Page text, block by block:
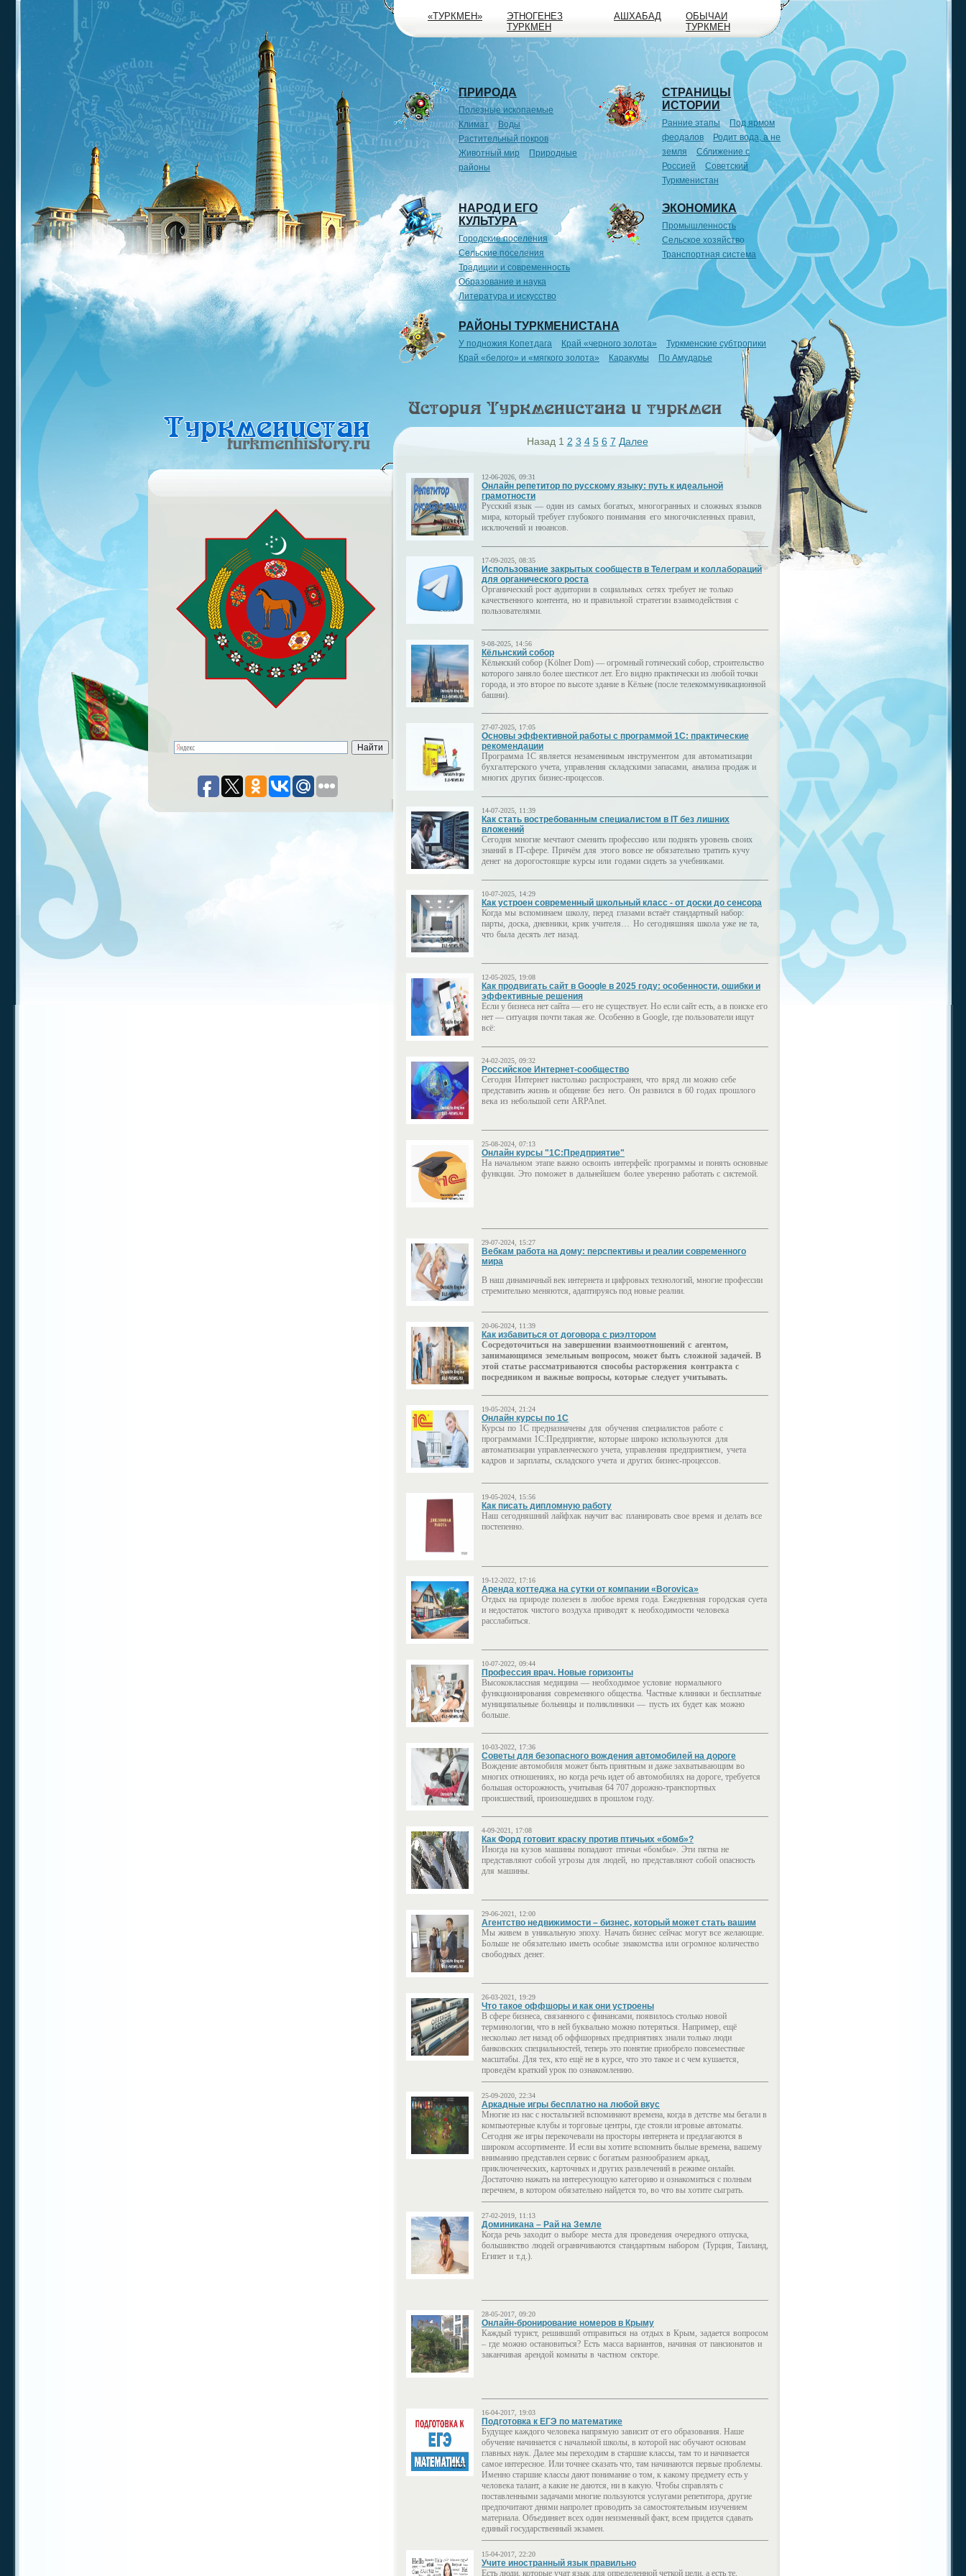
«ТУРКМЕН»
ЭТНОГЕНЕЗ
ТУРКМЕН
АШХАБАД
ОБЫЧАИ
ТУРКМЕН
ПРИРОДА
Полезные ископаемые
Климат
Воды
Растительный покров
Животный мир
Природные
районы
СТРАНИЦЫ
ИСТОРИИ
Ранние этапы
Под ярмом
феодалов
Родит вода, а не
земля
Сближение с
Россией
Советский
Туркменистан
НАРОД И ЕГО
КУЛЬТУРА
Городские поселения
Сельские поселения
Традиции и современность
Образование и наука
Литература и искусство
ЭКОНОМИКА
Промышленность
Сельское хозяйство
Транспортная система
РАЙОНЫ ТУРКМЕНИСТАНА
У подножия Копетдага Край «черного золота»
Туркменские субтропики
Край «белого» и «мягкого золота»
Каракумы По Амударье
Назад 1 2 3 4 5 6 7 Далее
12-06-2026, 09:31
Онлайн репетитор по русскому языку: путь к идеальной
грамотности
Русский язык — один из самых богатых, многогранных и сложных языков
мира, который требует глубокого понимания его многочисленных правил,
исключений и нюансов.
17-09-2025, 08:35
Использование закрытых сообществ в Телеграм и коллабораций
для органического роста
Органический рост аудитории в социальных сетях требует не только
качественного контента, но и правильной стратегии взаимодействия с
пользователями.
9-08-2025, 14:56
Кёльнский собор
Кёльнский собор (Kölner Dom) — огромный готический собор, строительство
которого заняло более шестисот лет. Его видно практически из любой точки
города, и это второе по высоте здание в Кёльне (после телекоммуникационной
башни).
27-07-2025, 17:05
Основы эффективной работы с программой 1С: практические
рекомендации
Программа 1С является незаменимым инструментом для автоматизации
бухгалтерского учета, управления складскими запасами, анализа продаж и
многих других бизнес-процессов.
14-07-2025, 11:39
Как стать востребованным специалистом в IT без лишних
вложений
Сегодня многие мечтают сменить профессию или поднять уровень своих
знаний в IT-сфере. Причём для этого вовсе не обязательно тратить кучу
денег на дорогостоящие курсы или годами сидеть за учебниками.
10-07-2025, 14:29
Как устроен современный школьный класс - от доски до сенсора
Когда мы вспоминаем школу, перед глазами встаёт стандартный набор:
парты, доска, дневники, крик учителя… Но сегодняшняя школа уже не та,
что была десять лет назад.
12-05-2025, 19:08
Как продвигать сайт в Google в 2025 году: особенности, ошибки и
эффективные решения
Если у бизнеса нет сайта — его не существует. Но если сайт есть, а в поиске его
нет — ситуация почти такая же. Особенно в Google, где пользователи ищут
всё:
24-02-2025, 09:32
Российское Интернет-сообщество
Сегодня Интернет настолько распространен, что вряд ли можно себе
представить жизнь и общение без него. Он развился в 60 годах прошлого
века из небольшой сети ARPAnet.
25-08-2024, 07:13
Онлайн курсы "1С:Предприятие"
На начальном этапе важно освоить интерфейс программы и понять основные
функции. Это поможет в дальнейшем более уверенно работать с системой.
29-07-2024, 15:27
Вебкам работа на дому: перспективы и реалии современного
мира
В наш динамичный век интернета и цифровых технологий, многие профессии
стремительно меняются, адаптируясь под новые реалии.
20-06-2024, 11:39
Как избавиться от договора с риэлтором
Сосредоточиться на завершении взаимоотношений с агентом,
занимающимся земельным вопросом, может быть сложной задачей.В
этой статье рассматриваются способы расторжения контракта с
посредником и важные вопросы, которые следует учитывать.
19-05-2024, 21:24
Онлайн курсы по 1С
Курсы по 1С предназначены для обучения специалистов работе с
программами 1С:Предприятие, которые широко используются для
автоматизации управленческого учета, управления предприятием, учета
кадров и зарплаты, складского учета и других бизнес-процессов.
19-05-2024, 15:56
Как писать дипломную работу
Наш сегодняшний лайфхак научит вас планировать свое время и делать все
постепенно.
19-12-2022, 17:16
Аренда коттеджа на сутки от компании «Borovica»
Отдых на природе полезен в любое время года. Ежедневная городская суета
и недостаток чистого воздуха приводят к необходимости человека
расслабиться.
10-07-2022, 09:44
Профессия врач. Новые горизонты
Высококлассная медицина — необходимое условие нормального
функционирования современного общества. Частные клиники и бесплатные
муниципальные больницы и поликлиники — пусть их будет как можно
больше.
10-03-2022, 17:36
Советы для безопасного вождения автомобилей на дороге
Вождение автомобиля может быть приятным и даже захватывающим во
многих отношениях, но когда речь идет об автомобилях на дороге, требуется
большая осторожность, учитывая 64 707 дорожно-транспортных
происшествий, произошедших в прошлом году.
4-09-2021, 17:08
Как Форд готовит краску против птичьих «бомб»?
Иногда на кузов машины попадают птичьи «бомбы». Эти пятна не
представляют собой угрозы для людей, но представляют собой опасность
для машины.
29-06-2021, 12:00
Агентство недвижимости – бизнес, который может стать вашим
Мы живем в уникальную эпоху. Начать бизнес сейчас могут все желающие.
Больше не обязательно иметь особые знакомства или огромное количество
свободных денег.
26-03-2021, 19:29
Что такое оффшоры и как они устроены
В сфере бизнеса, связанного с финансами, появилось столько новой
терминологии, что в ней буквально можно потеряться. Например, ещё
несколько лет назад об оффшорных предприятиях знали только люди
банковских специальностей, теперь это понятие приобрело повсеместные
масштабы. Для тех, кто ещё не в курсе, что это такое и с чем кушается,
проведём краткий урок по ознакомлению.
25-09-2020, 22:34
Аркадные игры бесплатно на любой вкус
Многие из нас с ностальгией вспоминают времена, когда в детстве мы бегали в
компьютерные клубы и торговые центры, где стояли игровые автоматы.
Сегодня же игры перекочевали на просторы интернета и предлагаются в
широком ассортименте. И если вы хотите вспомнить былые времена, вашему
вниманию представлен сервис с богатым разнообразием аркад,
приключенческих, карточных и других развлечений в режиме онлайн.
Достаточно нажать на интересующую категорию и ознакомиться с полным
перечнем, в котором обязательно найдется то, во что вы хотите сыграть.
27-02-2019, 11:13
Доминикана – Рай на Земле
Когда речь заходит о выборе места для проведения очередного отпуска,
большинство людей ограничиваются стандартным набором (Турция, Таиланд,
Египет и т.д.).
28-05-2017, 09:20
Онлайн-бронирование номеров в Крыму
Каждый турист, решивший отправиться на отдых в Крым, задается вопросом
– где можно остановиться? Есть масса вариантов, начиная от пансионатов и
заканчивая арендой комнаты в частном секторе.
16-04-2017, 19:03
Подготовка к ЕГЭ по математике
Будущее каждого человека напрямую зависит от его образования. Наше
обучение начинается с начальной школы, в которой нас обучают основам
главных наук. Далее мы переходим в старшие классы, там то и начинается
самое интересное. Или точнее сказать что, там начинаются первые проблемы.
Именно старшие классы дают понимание о том, к какому предмету есть у
человека талант, а какие не даются, ни в какую. Чтобы справлять с
поставленными задачами многие пользуются услугами репетитора, другие
предпочитают днями напролет проводить за самостоятельным изучением
материала. Объединяет всех один неизменный факт, всем придется сдавать
единый государственный экзамен.
15-04-2017, 22:20
Учите иностранный язык правильно
Есть люди, которые учат язык для определенной четкой цели, а есть те,